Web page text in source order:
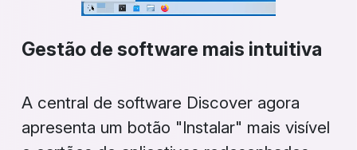
Gestão de software mais intuitiva
A central de software Discover agora
apresenta um botão "Instalar" mais visível